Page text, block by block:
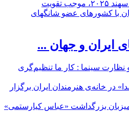
سردار جوانی: رزمایش سهند ۲۰۲۵، موجب تقویت
با کشور‌های عضو شانگهای
ایران و جهان ...
نظارت سینما : کار ما تنظیم‌گری
در خانه‌ی هنرمندان ایران برگزار
بزرگداشت «عباس کیارستمی»